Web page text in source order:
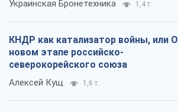
Украинская Бронетехника 1,4 т.
КНДР как катализатор войны, или О
новом этапе российско-
северокорейского союза
Алексей Кущ 1,6 т.